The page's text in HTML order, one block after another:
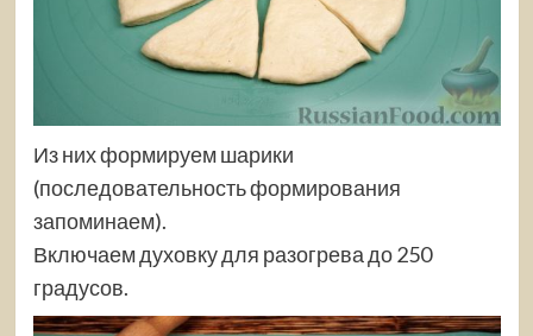
Из них формируем шарики
(последовательность формирования
запоминаем).
Включаем духовку для разогрева до 250
градусов.